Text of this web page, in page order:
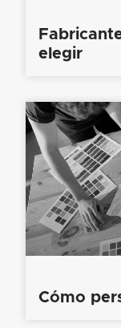
elegir
Cómo